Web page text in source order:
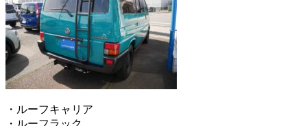
・ルーフキャリア
・ルーフラック